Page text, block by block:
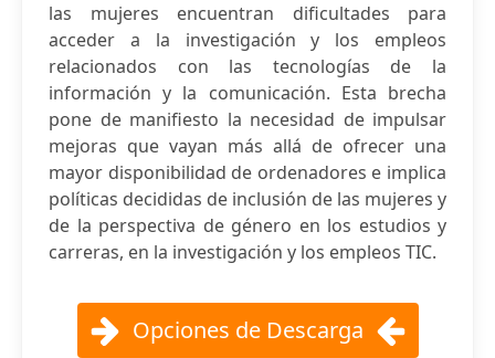
las mujeres encuentran dificultades para
acceder a la investigación y los empleos
relacionados con las tecnologías de la
información y la comunicación. Esta brecha
pone de manifiesto la necesidad de impulsar
mejoras que vayan más allá de ofrecer una
mayor disponibilidad de ordenadores e implica
políticas decididas de inclusión de las mujeres y
de la perspectiva de género en los estudios y
carreras, en la investigación y los empleos TIC.
Opciones de Descarga